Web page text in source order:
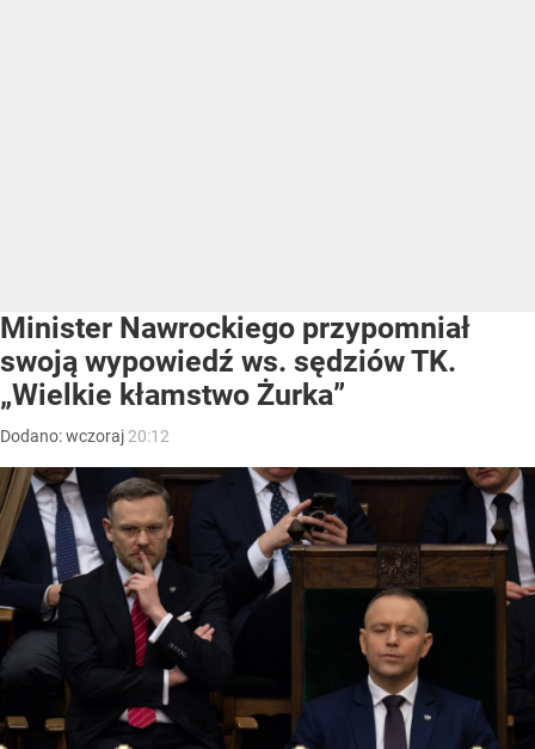
Minister Nawrockiego przypomniał
swoją wypowiedź ws. sędziów TK.
„Wielkie kłamstwo Żurka”
Dodano:wczoraj 20:12